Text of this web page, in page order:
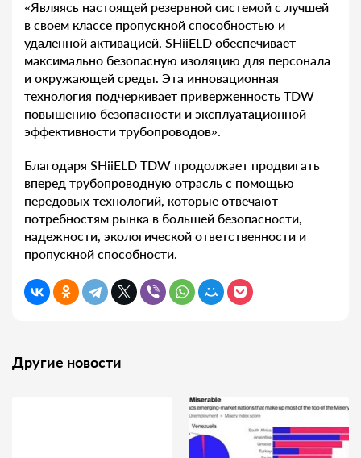
«Являясь настоящей резервной системой с лучшей
в своем классе пропускной способностью и
удаленной активацией, SHiiELD обеспечивает
максимально безопасную изоляцию для персонала
и окружающей среды. Эта инновационная
технология подчеркивает приверженность TDW
повышению безопасности и эксплуатационной
эффективности трубопроводов».
Благодаря SHiiELD TDW продолжает продвигать
вперед трубопроводную отрасль с помощью
передовых технологий, которые отвечают
потребностям рынка в большей безопасности,
надежности, экологической ответственности и
пропускной способности.
Другие новости